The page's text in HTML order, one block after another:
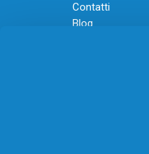
Contatti
Blog
Guadagna con